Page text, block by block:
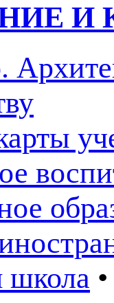
И
школа •